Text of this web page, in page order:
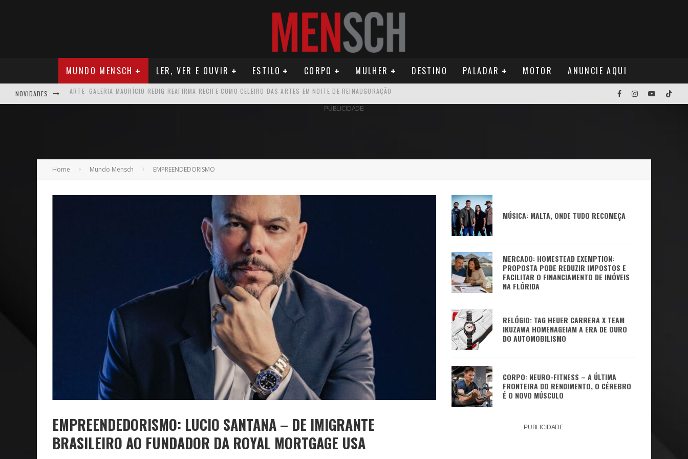
MUNDO MENSCH LER, VER E OUVIR ESTILO CORPO MULHER DESTINO PALADAR MOTOR ANUNCIE AQUI
NOVIDADES NEGÓCIOS: MUDANÇA NAS REGRAS DO SEGURO DE SAÚDE PODE AUMENTAR CUSTOS PARA MILHARES DE BRASILEIROS QUE VIVEM NOS EUA
CAPA: O SUCESSO DE JOÃO VICTOR GONÇALVES COM SEU MAU MAU EM 'QUEM AMA CUIDA'
VER: CINCO DICAS DO QUE ASSISTIR NO STREAMING
NEGÓCIOS: FÁBIO RUA, VICE-PRESIDENTE DA GM NA AMÉRICA DO SUL E SEU LEGADO
ARTE: GALERIA MAURÍCIO REDIG REAFIRMA RECIFE COMO CELEIRO DAS ARTES EM NOITE DE REINAUGURAÇÃO
PUBLICIDADE
Home Mundo Mensch EMPREENDEDORISMO
EMPREENDEDORISMO: LUCIO SANTANA – DE IMIGRANTE
BRASILEIRO AO FUNDADOR DA ROYAL MORTGAGE USA
MÚSICA: MALTA, ONDE TUDO RECOMEÇA
MERCADO: HOMESTEAD EXEMPTION:
PROPOSTA PODE REDUZIR IMPOSTOS E
FACILITAR O FINANCIAMENTO DE IMÓVEIS
NA FLÓRIDA
RELÓGIO: TAG HEUER CARRERA X TEAM
IKUZAWA HOMENAGEIAM A ERA DE OURO
DO AUTOMOBILISMO
CORPO: NEURO-FITNESS – A ÚLTIMA
FRONTEIRA DO RENDIMENTO, O CÉREBRO
É O NOVO MÚSCULO
PUBLICIDADE